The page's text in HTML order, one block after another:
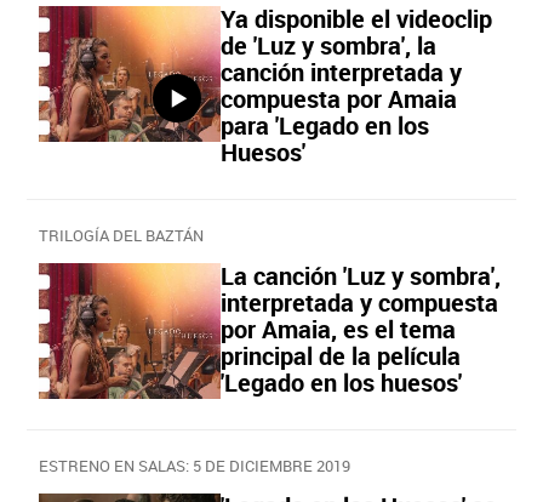
Ya disponible el videoclip
de 'Luz y sombra', la
canción interpretada y
compuesta por Amaia
para 'Legado en los
Huesos'
TRILOGÍA DEL BAZTÁN
La canción 'Luz y sombra',
interpretada y compuesta
por Amaia, es el tema
principal de la película
'Legado en los huesos'
ESTRENO EN SALAS: 5 DE DICIEMBRE 2019